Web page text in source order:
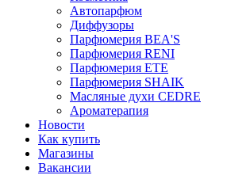
Автопарфюм
Диффузоры
Парфюмерия BEA'S
Парфюмерия RENI
Парфюмерия ETE
Парфюмерия SHAIK
Масляные духи CEDRE
Ароматерапия
Новости
Как купить
Магазины
Вакансии